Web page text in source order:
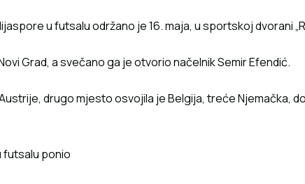
u futsalu održano je 16. maja, u sportskoj dvorani
Grad, a svečano ga je otvorio načelnik Semir Efendić.
drugo mjesto osvojila je Belgija, treće Njemačka,
futsalu ponio